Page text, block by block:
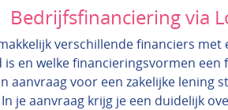
Bedrijfsfinanciering via
verschillende financiers
en welke financieringsvormen
aanvraag voor een zakelijke lening
je aanvraag krijg je een duidelijk